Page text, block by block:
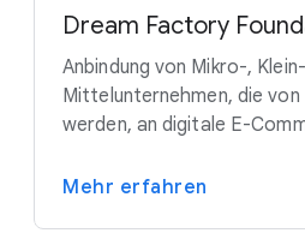
Dream Factory
Anbindung von Mikro-,
Mittelunternehmen, die
werden, an digitale E-
Mehr erfahren